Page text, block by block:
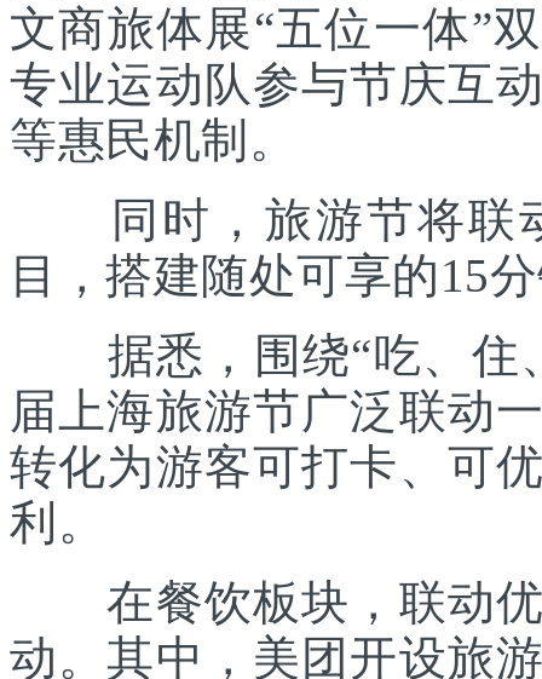
文商旅体展“五位一体”
专业运动队参与节庆互
等惠民机制。
同时，旅游节将联
目，搭建随处可享的15
据悉，围绕“吃、住
届上海旅游节广泛联动
转化为游客可打卡、可
利。
在餐饮板块，联动优
动。其中，美团开设旅